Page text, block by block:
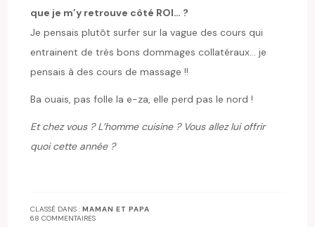
que je m’y retrouve côté ROI… ?
Je pensais plutôt surfer sur la vague des cours qui
entrainent de très bons dommages collatéraux… je
pensais à des cours de massage !!
Ba ouais, pas folle la e-za, elle perd pas le nord !
Et chez vous ? L’homme cuisine ? Vous allez lui offrir
quoi cette année ?
CLASSÉ DANS :MAMAN ET PAPA
68 COMMENTAIRES